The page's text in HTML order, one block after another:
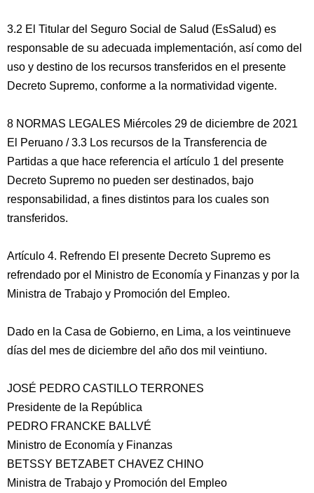
3.2 El Titular del Seguro Social de Salud (EsSalud) es
responsable de su adecuada implementación, así como del
uso y destino de los recursos transferidos en el presente
Decreto Supremo, conforme a la normatividad vigente.
8 NORMAS LEGALES Miércoles 29 de diciembre de 2021
El Peruano / 3.3 Los recursos de la Transferencia de
Partidas a que hace referencia el artículo 1 del presente
Decreto Supremo no pueden ser destinados, bajo
responsabilidad, a fines distintos para los cuales son
transferidos.
Artículo 4. Refrendo El presente Decreto Supremo es
refrendado por el Ministro de Economía y Finanzas y por la
Ministra de Trabajo y Promoción del Empleo.
Dado en la Casa de Gobierno, en Lima, a los veintinueve
días del mes de diciembre del año dos mil veintiuno.
JOSÉ PEDRO CASTILLO TERRONES
Presidente de la República
PEDRO FRANCKE BALLVÉ
Ministro de Economía y Finanzas
BETSSY BETZABET CHAVEZ CHINO
Ministra de Trabajo y Promoción del Empleo